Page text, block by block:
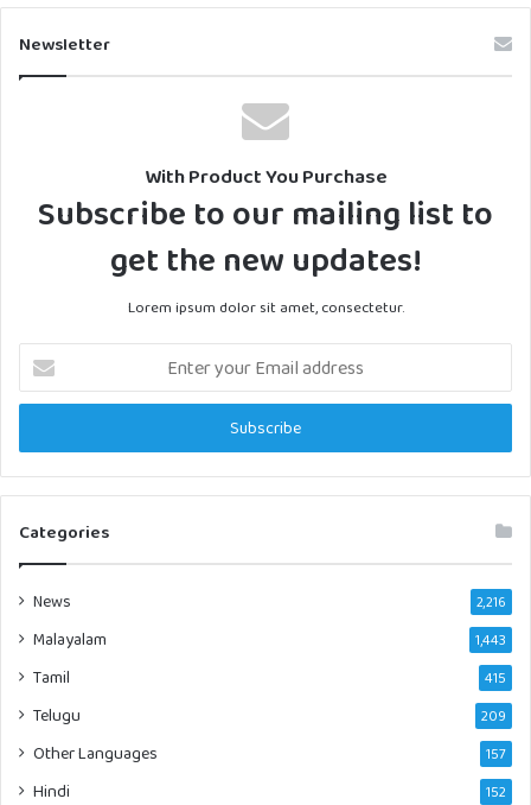
Newsletter
With Product You Purchase
Subscribe to our mailing list to
get the new updates!
Lorem ipsum dolor sit amet, consectetur.
Enter
your
Email
Categories
News 2,216
Malayalam 1,443
Tamil 415
Telugu 209
Other Languages 157
Hindi 152